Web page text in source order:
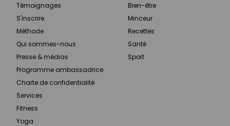
Témoignages
S'inscrire
Méthode
Qui sommes-nous
Presse & médias
Programme ambassadrice
Charte de confidentialité
Services
Fitness
Yoga
Bien-être
Minceur
Recettes
Santé
Sport